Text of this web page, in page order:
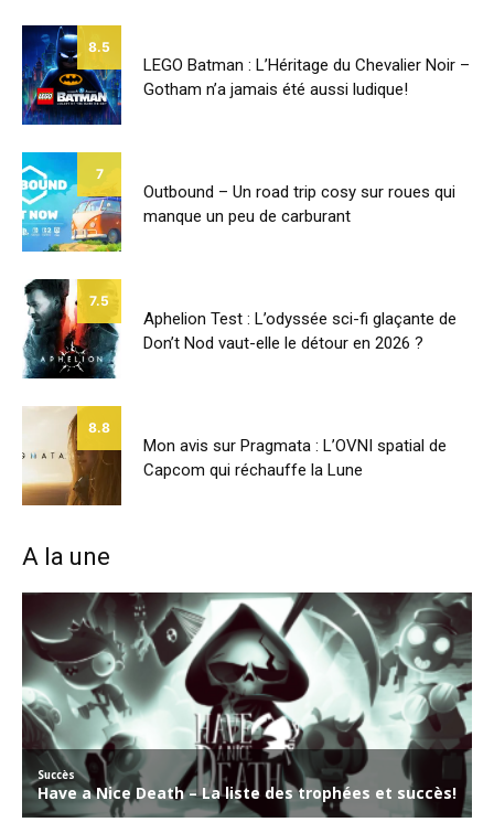
8.5
LEGO Batman : L’Héritage du Chevalier Noir –
Gotham n’a jamais été aussi ludique!
7
Outbound – Un road trip cosy sur roues qui
manque un peu de carburant
7.5
Aphelion Test : L’odyssée sci-fi glaçante de
Don’t Nod vaut-elle le détour en 2026 ?
8.8
Mon avis sur Pragmata : L’OVNI spatial de
Capcom qui réchauffe la Lune
A la une